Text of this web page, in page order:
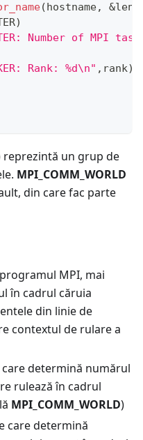
( hostname, &len
)
Number of MPI
Rank: %d\n" , rank)
reprezintă un grup de
MPI_COMM_WORLD
din care fac parte
MPI, mai
în cadrul căruia
din linie de
contextul de rulare a
determină numărul
rulează în cadrul
MPI_COMM_WORLD)
care determină